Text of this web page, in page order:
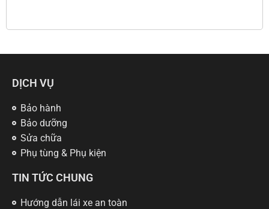
DỊCH VỤ
Bảo hành
Bảo dưỡng
Sửa chữa
Phụ tùng & Phụ kiện
TIN TỨC CHUNG
Hướng dẫn lái xe an toàn